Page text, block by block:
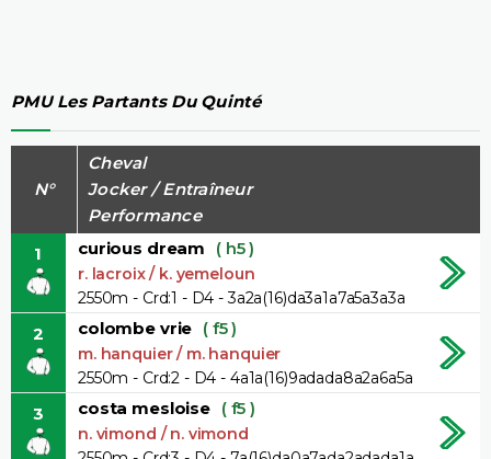
PMU Les Partants Du Quinté
N°
Cheval
Jocker / Entraîneur
Performance
1
curious dream ( h5 )
r. lacroix / k. yemeloun
2550m - Crd:1 - D4 - 3a2a(16)da3a1a7a5a3a3a
2 colombe vrie ( f5 )
m. hanquier / m. hanquier
2550m - Crd:2 - D4 - 4a1a(16)9adada8a2a6a5a
3 costa mesloise ( f5 )
n. vimond / n. vimond